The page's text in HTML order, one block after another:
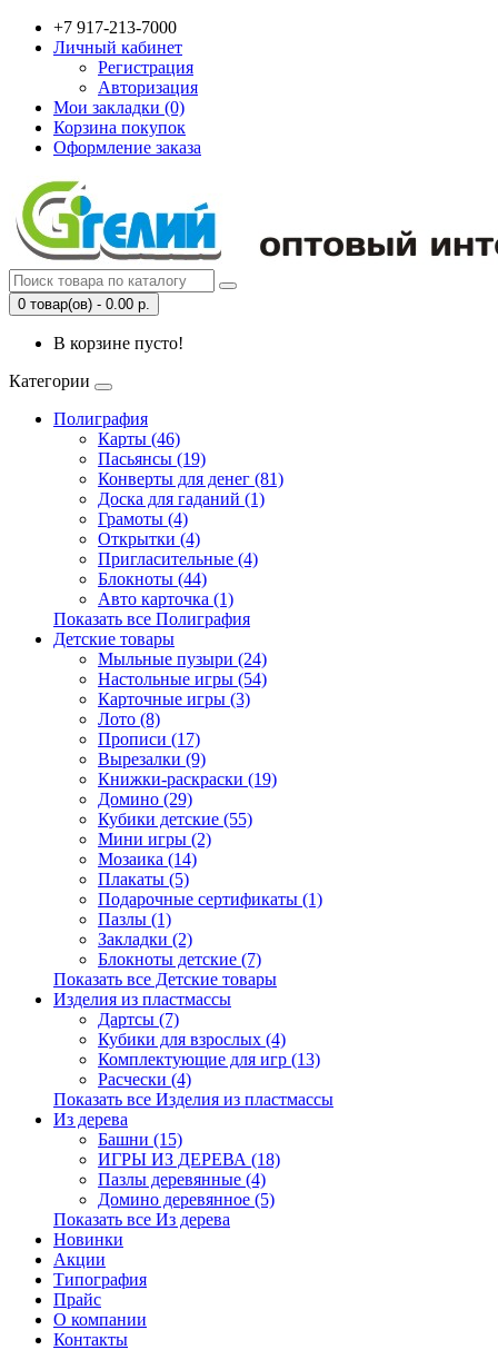
+7 917-213-7000
Личный кабинет
Регистрация
Авторизация
Мои закладки (0)
Корзина покупок
Оформление заказа
0 товар(ов) - 0.00 р.
В корзине пусто!
Категории
Полиграфия
Карты (46)
Пасьянсы (19)
Конверты для денег (81)
Доска для гаданий (1)
Грамоты (4)
Открытки (4)
Пригласительные (4)
Блокноты (44)
Авто карточка (1)
Показать все Полиграфия
Детские товары
Мыльные пузыри (24)
Настольные игры (54)
Карточные игры (3)
Лото (8)
Прописи (17)
Вырезалки (9)
Книжки-раскраски (19)
Домино (29)
Кубики детские (55)
Мини игры (2)
Мозаика (14)
Плакаты (5)
Подарочные сертификаты (1)
Пазлы (1)
Закладки (2)
Блокноты детские (7)
Показать все Детские товары
Изделия из пластмассы
Дартсы (7)
Кубики для взрослых (4)
Комплектующие для игр (13)
Расчески (4)
Показать все Изделия из пластмассы
Из дерева
Башни (15)
ИГРЫ ИЗ ДЕРЕВА (18)
Пазлы деревянные (4)
Домино деревянное (5)
Показать все Из дерева
Новинки
Акции
Типография
Прайс
О компании
Контакты